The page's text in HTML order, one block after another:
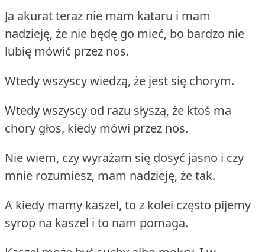
Ja akurat teraz nie mam kataru i mam
nadzieję, że nie będę go mieć, bo bardzo nie
lubię mówić przez nos.
Wtedy wszyscy wiedzą, że jest się chorym.
Wtedy wszyscy od razu słyszą, że ktoś ma
chory głos, kiedy mówi przez nos.
Nie wiem, czy wyrażam się dosyć jasno i czy
mnie rozumiesz, mam nadzieję, że tak.
A kiedy mamy kaszel, to z kolei często pijemy
syrop na kaszel i to nam pomaga.